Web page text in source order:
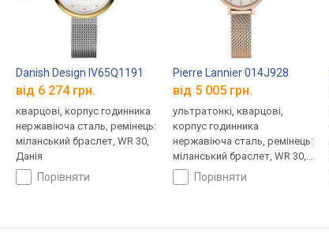
Danish Design IV65Q1191
від 6 274 грн.
кварцові, корпус годинника
нержавіюча сталь, ремінець:
міланський браслет, WR 30,
Данія
порівняти
Pierre Lannier 014J928
від 5 005 грн.
ультратонкі, кварцові,
корпус годинника
нержавіюча сталь, ремінець:
міланський браслет, WR 30,
Франціяпорівняти